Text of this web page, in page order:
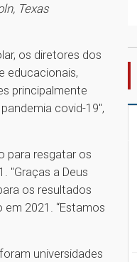
Texas
os diretores dos
educacionais,
principalmente
covid-19",
para resgatar os
"Graças a Deus
os resultados
2021. “Estamos
universidades